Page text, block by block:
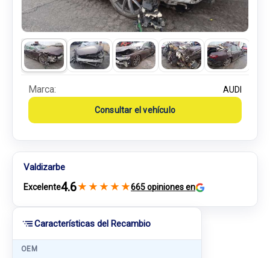
Características del Recambio
OEM
Marca: AUDI
Consultar el vehículo
Valdizarbe
Excelente4.6★ ★ ★ ★ ★665 opiniones en